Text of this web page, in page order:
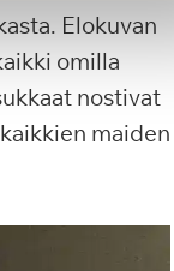
Elokuvan
omilla
nostivat
maiden